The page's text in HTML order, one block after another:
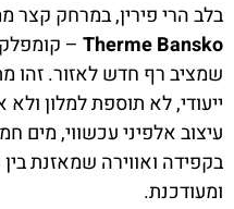
בלב הרי פירין, במרחק קצר
Therme Bansko
–
שמציב רף חדש לאזור.
ייעודי, לא תוספת למלון
עיצוב אלפיני עכשווי, מים
בקפידה ואווירה שמאזנת
ומעודכנת.